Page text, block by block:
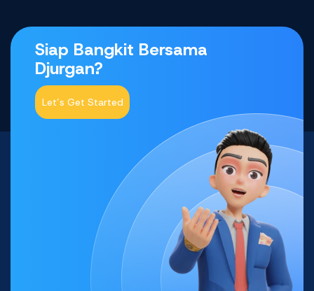
Siap Bangkit Bersama
Djurgan?
Let’s Get Started